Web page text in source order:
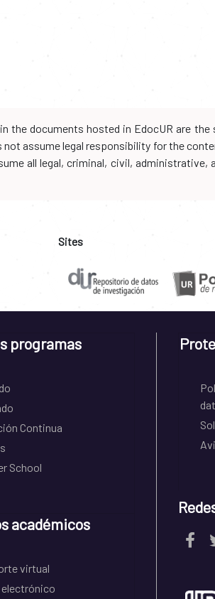
the documents hosted in EdocUR are
assume legal responsibility for the
all legal, criminal, civil,
Sites
programas
Continua
School
académicos
virtual
electrónico